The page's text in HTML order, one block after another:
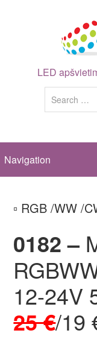
LED
▫ RGB /WW /
0182 –
12-24V
25 €/19